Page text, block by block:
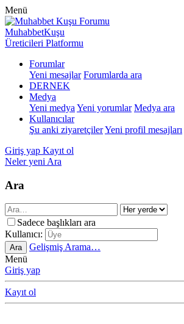
Menü
MuhabbetKuşu
Üreticileri Platformu
Forumlar
Yeni mesajlar Forumlarda ara
DERNEK
Medya
Yeni medya Yeni yorumlar Medya ara
Kullanıcılar
Şu anki ziyaretçilerYeni profil mesajları
Giriş yap Kayıt ol
Neler yeni Ara
Ara
Sadece başlıkları ara
Kullanıcı:
Ara
Gelişmiş Arama…
Menü
Giriş yap
Kayıt ol